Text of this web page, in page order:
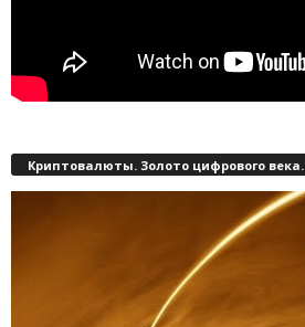
Криптовалюты. Золото цифрового века.